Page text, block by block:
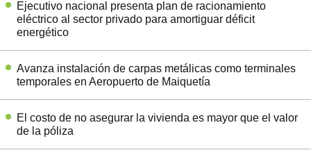
Ejecutivo nacional presenta plan de racionamiento
eléctrico al sector privado para amortiguar déficit
energético
Avanza instalación de carpas metálicas como terminales
temporales en Aeropuerto de Maiquetía
El costo de no asegurar la vivienda es mayor que el valor
de la póliza